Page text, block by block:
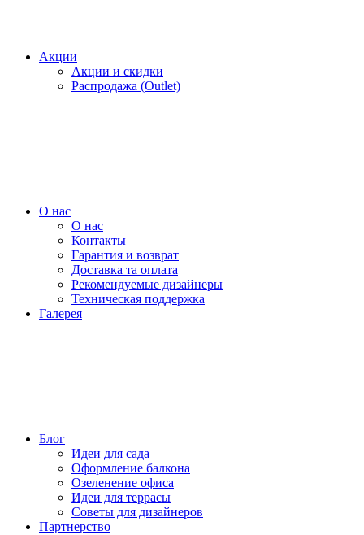
Акции
Акции и скидки
Распродажа (Outlet)
О нас
О нас
Контакты
Гарантия и возврат
Доставка та оплата
Рекомендуемые дизайнеры
Техническая поддержка
Галерея
Блог
Идеи для сада
Оформление балкона
Озеленение офиса
Идеи для террасы
Советы для дизайнеров
Партнерство